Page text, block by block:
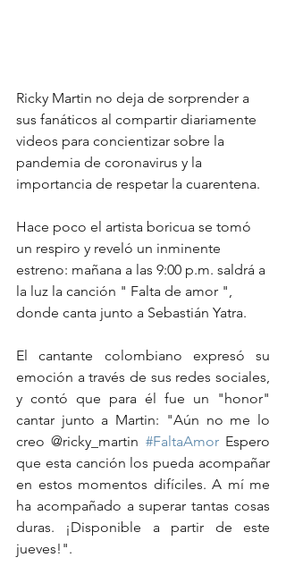
Ricky Martin no deja de sorprender a
sus fanáticos al compartir diariamente
videos para concientizar sobre la
pandemia de coronavirus y la
importancia de respetar la cuarentena.
Hace poco el artista boricua se tomó
un respiro y reveló un inminente
estreno: mañana a las 9:00 p.m. saldrá a
la luz la canción " Falta de amor ",
donde canta junto a Sebastián Yatra.
El cantante colombiano expresó su
emoción a través de sus redes sociales,
y contó que para él fue un "honor"
cantar junto a Martin: "Aún no me lo
creo @ricky_martin #FaltaAmor Espero
que esta canción los pueda acompañar
en estos momentos difíciles. A mí me
ha acompañado a superar tantas cosas
duras. ¡Disponible a partir de este
jueves!".